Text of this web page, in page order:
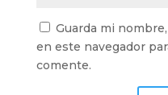
Guarda mi
en este navegador
comente.